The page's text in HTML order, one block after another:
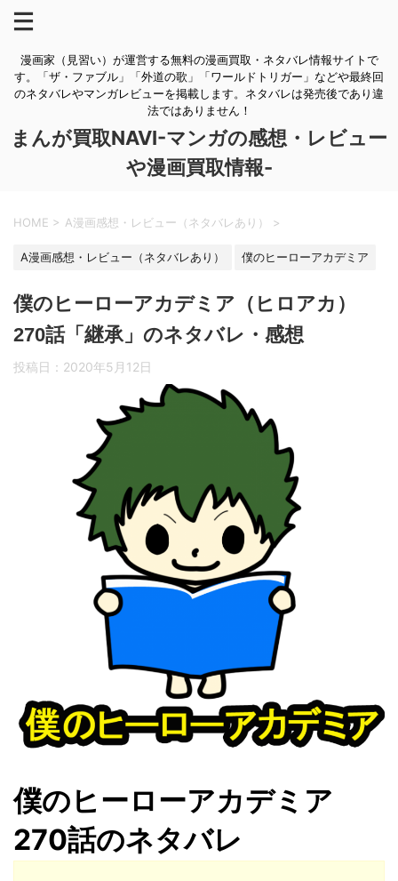
漫画家（見習い）が運営する無料の漫画買取・ネタバレ情報サイトで
す。「ザ・ファブル」「外道の歌」「ワールドトリガー」などや最終回
のネタバレやマンガレビューを掲載します。ネタバレは発売後であり違
法ではありません！
まんが買取NAVI-マンガの感想・レビュー
や漫画買取情報-
HOME > A漫画感想・レビュー（ネタバレあり） >
A漫画感想・レビュー（ネタバレあり） 僕のヒーローアカデミア
僕のヒーローアカデミア（ヒロアカ）
270話「継承」のネタバレ・感想
投稿日： 2020年5月12日
僕のヒーローアカデミア
270話のネタバレ